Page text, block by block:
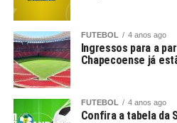
FUTEBOL 4 anos ago
Ingressos para a
Chapecoense já
FUTEBOL 4 anos ago
Confira a tabela da